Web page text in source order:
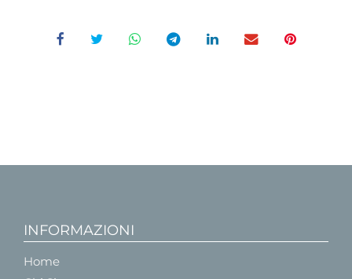
INFORMAZIONI
Home